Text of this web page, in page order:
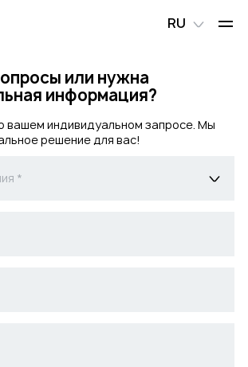
RU
или нужна
информация?
вашем индивидуальном запросе. Мы
решение для вас!
*